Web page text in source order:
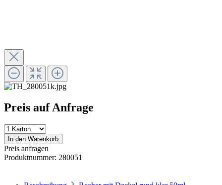
Preis auf Anfrage
In den Warenkorb
Preis anfragen
Produktnummer: 280051